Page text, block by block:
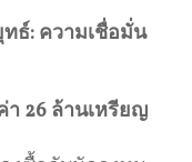
ธ์: ความเชื่อมั่น
า 26 ล้านเหรียญ